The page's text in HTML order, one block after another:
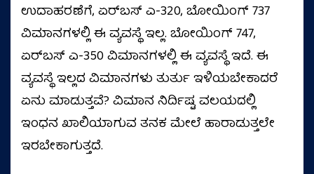
ಉದಾಹರಣೆಗೆ, ಏರ್‌ಬಸ್ ಎ-320, ಬೋಯಿಂಗ್ 737
ವಿಮಾನಗಳಲ್ಲಿ ಈ ವ್ಯವಸ್ಥೆ ಇಲ್ಲ. ಬೋಯಿಂಗ್ 747,
ಏರ್‌ಬಸ್ ಎ-350 ವಿಮಾನಗಳಲ್ಲಿ ಈ ವ್ಯವಸ್ಥೆ ಇದೆ. ಈ
ವ್ಯವಸ್ಥೆ ಇಲ್ಲದ ವಿಮಾನಗಳು ತುರ್ತು ಇಳಿಯಬೇಕಾದರೆ
ಏನು ಮಾಡುತ್ತವೆ? ವಿಮಾನ ನಿರ್ದಿಷ್ಟ ವಲಯದಲ್ಲಿ
ಇಂಧನ ಖಾಲಿಯಾಗುವ ತನಕ ಮೇಲೆ ಹಾರಾಡುತ್ತಲೇ
ಇರಬೇಕಾಗುತ್ತದೆ.